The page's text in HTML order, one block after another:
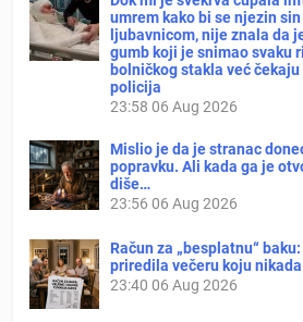
umrem kako bi se njezin
ljubavnicom, nije znala da
gumb koji je snimao svaku
bolničkog stakla već
policija
23:58 06 Aug 2026
Mislio je da je stranac
popravku. Ali kada ga je
diše…
23:56 06 Aug 2026
Račun za „besplatnu“
priredila večeru koju
23:40 06 Aug 2026